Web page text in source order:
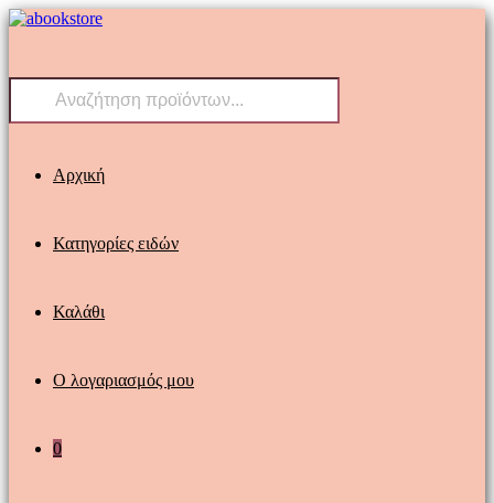
Skip
Products
Αρχική
Κατηγορίες ειδών
Καλάθι
Ο λογαριασμός μου
0